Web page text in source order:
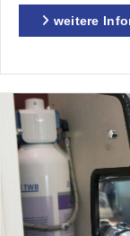
weitere